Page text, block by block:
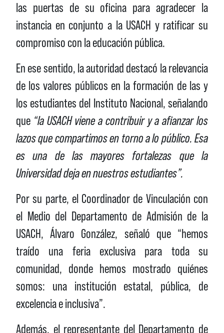
las puertas de su oficina para agradecer la
instancia en conjunto a la USACH y ratificar su
compromiso con la educación pública.
En ese sentido, la autoridad destacó la relevancia
de los valores públicos en la formación de las y
los estudiantes del Instituto Nacional, señalando
que “la USACH viene a contribuir y a afianzar los
lazos que compartimos en torno a lo público. Esa
es una de las mayores fortalezas que la
Universidad deja en nuestros estudiantes”.
Por su parte, el Coordinador de Vinculación con
el Medio del Departamento de Admisión de la
USACH, Álvaro González, señaló que “hemos
traído una feria exclusiva para toda su
comunidad, donde hemos mostrado quiénes
somos: una institución estatal, pública, de
excelencia e inclusiva”.
Además, el representante del Departamento de